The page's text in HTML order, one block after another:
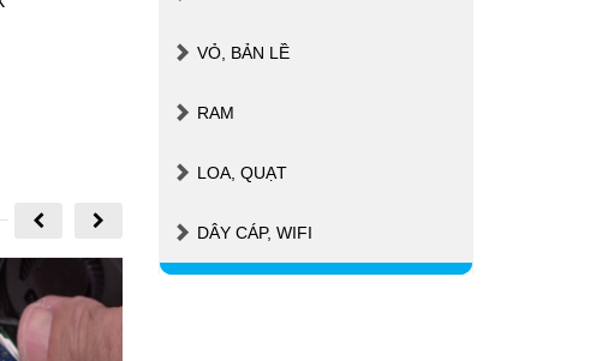
VỎ, BẢN LỀ
RAM
LOA, QUẠT
DÂY CÁP, WIFI